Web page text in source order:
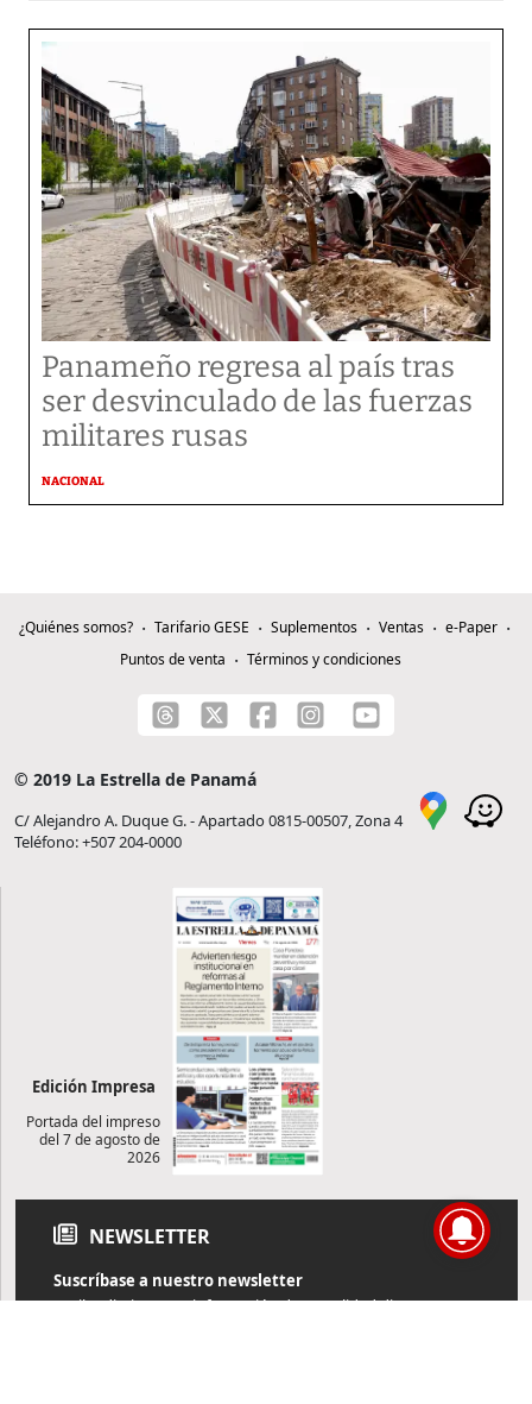
Panameño regresa al país tras
ser desvinculado de las fuerzas
militares rusas
NACIONAL
¿Quiénes somos? Tarifario GESE Suplementos Ventas
e-Paper
Puntos de venta
Términos y condiciones
© 2019 La Estrella de Panamá
C/ Alejandro A. Duque G. - Apartado 0815-00507, Zona 4
Teléfono: +507 204-0000
Edición Impresa
Portada del impreso
del 7 de agosto de
2026
NEWSLETTER
Suscríbase a nuestro newsletter
Reciba diariamente información de actualidad directamente en